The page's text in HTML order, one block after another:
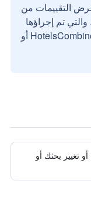
التقييمات من
تم إجراؤها
بواسطة مستخدمين حقيقيين مع HotelsCombined أو
تغيير بحثك أو